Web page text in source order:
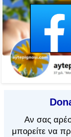
Αν σας
μπορείτε να